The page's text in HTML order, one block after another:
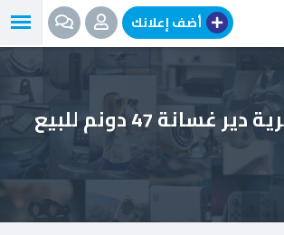
أضف إعلانك
47 دونم للبيع